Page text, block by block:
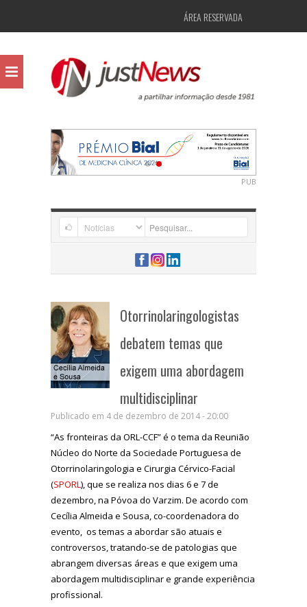
ÁREA RESERVADA
PUB
Otorrinolaringologistas
debatem temas que
exigem uma abordagem
multidisciplinar
Publicado em 4 de dezembro de 2014 - 20:00
“As fronteiras da ORL-CCF” é o tema da Reunião
Núcleo do Norte da Sociedade Portuguesa de
Otorrinolaringologia e Cirurgia Cérvico-Facial
(SPORL), que se realiza nos dias 6 e 7 de
dezembro, na Póvoa do Varzim. De acordo com
Cecília Almeida e Sousa, co-coordenadora do
evento, os temas a abordar são atuais e
controversos, tratando-se de patologias que
abrangem diversas áreas e que exigem uma
abordagem multidisciplinar e grande experiência
profissional.